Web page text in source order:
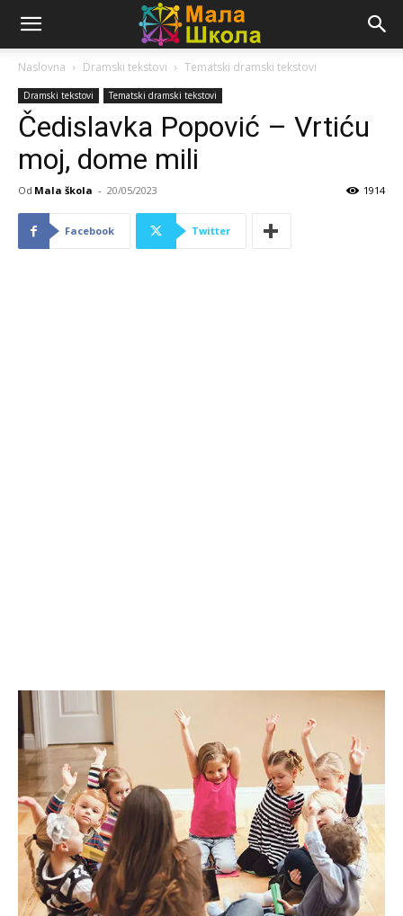
Naslovna Dramski tekstovi Tematski dramski tekstovi
Dramski tekstovi Tematski dramski tekstovi
Čedislavka Popović – Vrtiću
moj, dome mili
Od Mala škola - 20/05/2023 1914
Facebook Twitter